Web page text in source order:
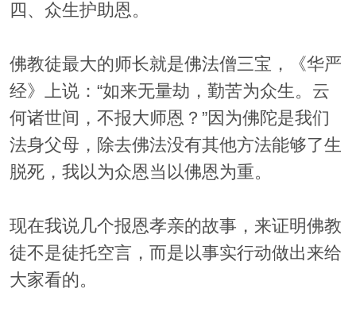
四、众生护助恩。
佛教徒最大的师长就是佛法僧三宝，《华严
经》上说：“如来无量劫，勤苦为众生。云
何诸世间，不报大师恩？”因为佛陀是我们
法身父母，除去佛法没有其他方法能够了生
脱死，我以为众恩当以佛恩为重。
现在我说几个报恩孝亲的故事，来证明佛教
徒不是徒托空言，而是以事实行动做出来给
大家看的。